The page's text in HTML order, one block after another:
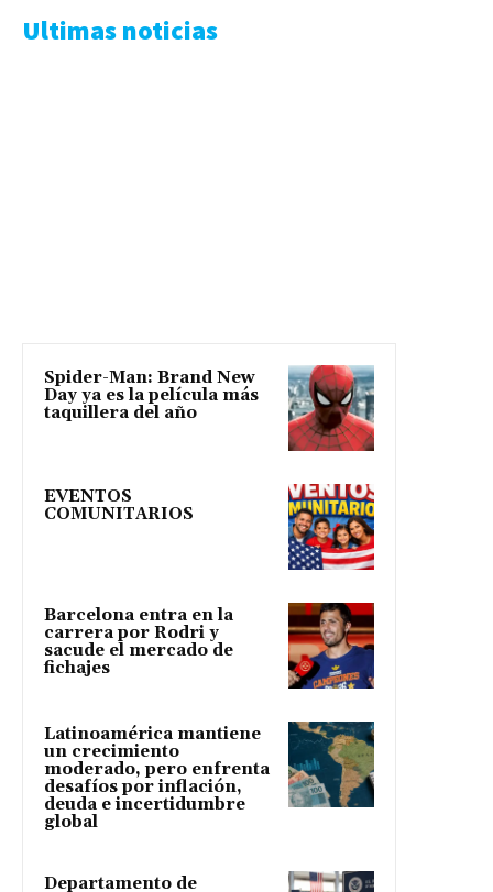
Ultimas noticias
Spider-Man: Brand New
Day ya es la película más
taquillera del año
EVENTOS
COMUNITARIOS
Barcelona entra en la
carrera por Rodri y
sacude el mercado de
fichajes
Latinoamérica mantiene
un crecimiento
moderado, pero enfrenta
desafíos por inflación,
deuda e incertidumbre
global
Departamento de